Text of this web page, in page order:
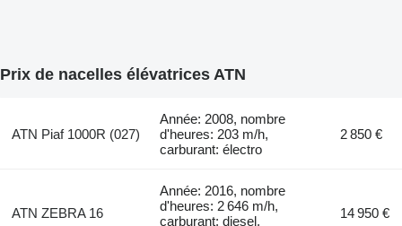
Prix de nacelles élévatrices ATN
ATN Piaf 1000R (027)
Année: 2008, nombre
d'heures: 203 m/h,
carburant: électro
2 850 €
ATN ZEBRA 16
Année: 2016, nombre
d'heures: 2 646 m/h,
carburant: diesel,
14 950 €